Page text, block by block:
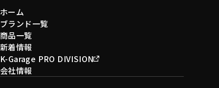
ホーム
ブランド一覧
商品一覧
新着情報
K-Garage PRO DIVISION
会社情報